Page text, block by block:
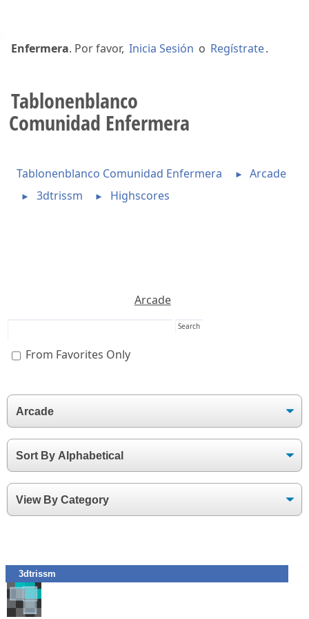
Enfermera. Por favor, Inicia Sesión o Regístrate.
Tablonenblanco
Comunidad Enfermera
Tablonenblanco Comunidad Enfermera ► Arcade
► 3dtrissm ► Highscores
Arcade
From Favorites Only
3dtrissm